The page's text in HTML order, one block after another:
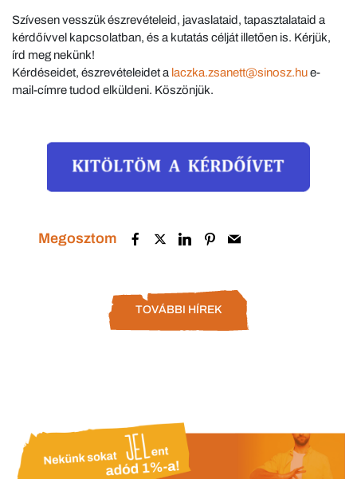
Szívesen vesszük észrevételeid, javaslataid, tapasztalataid a
kérdőívvel kapcsolatban, és a kutatás célját illetően is. Kérjük,
írd meg nekünk!
Kérdéseidet, észrevételeidet a laczka.zsanett@sinosz.hue-
mail-címre tudod elküldeni. Köszönjük.
Megosztom
TOVÁBBI HÍREK